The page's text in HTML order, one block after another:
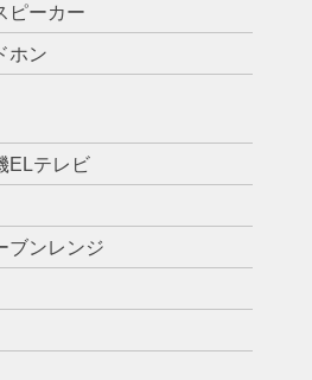
ピーカー
ホン
ELテレビ
ブンレンジ